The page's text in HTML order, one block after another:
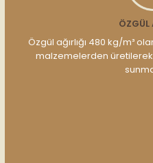
ÖZGÜL
Özgül ağırlığı 480 kg/m³
malzemelerden üretilerek